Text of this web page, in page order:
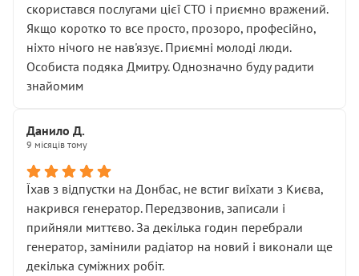
скористався послугами цієї СТО і приємно вражений.
Якщо коротко то все просто, прозоро, професійно,
ніхто нічого не нав'язує. Приємні молоді люди.
Особиста подяка Дмитру. Однозначно буду радити
знайомим
Данило Д.
9 місяців тому
Їхав з відпустки на Донбас, не встиг виїхати з Києва,
накрився генератор. Передзвонив, записали і
прийняли миттєво. За декілька годин перебрали
генератор, замінили радіатор на новий і виконали ще
декілька суміжних робіт.